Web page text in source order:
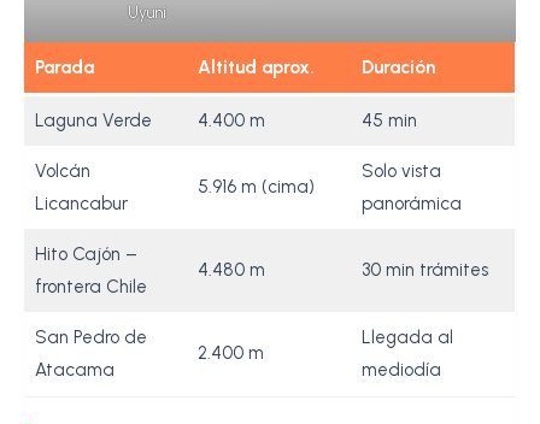
Uyuni
Parada Altitud aprox. Duración
Laguna Verde 4.400 m 45 min
Volcán
Licancabur
5.916 m (cima)
Solo vista
panorámica
Hito Cajón –
frontera Chile
4.480 m 30 min trámites
San Pedro de
Atacama
2.400 m
Llegada al
mediodía